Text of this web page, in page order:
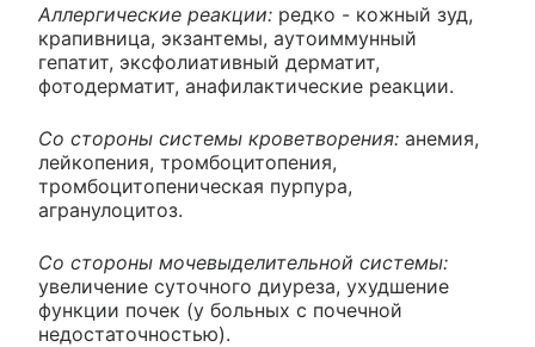
Аллергические реакции: редко - кожный зуд,
крапивница, экзантемы, аутоиммунный
гепатит, эксфолиативный дерматит,
фотодерматит, анафилактические реакции.
Со стороны системы кроветворения: анемия,
лейкопения, тромбоцитопения,
тромбоцитопеническая пурпура,
агранулоцитоз.
Со стороны мочевыделительной системы:
увеличение суточного диуреза, ухудшение
функции почек (у больных с почечной
недостаточностью).